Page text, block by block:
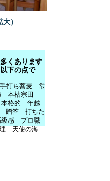
くあります
下の点で
打ち蕎麦 常
本枯宗田
格的 年越
贈答 打ちた
感 プロ職
天使の海
）